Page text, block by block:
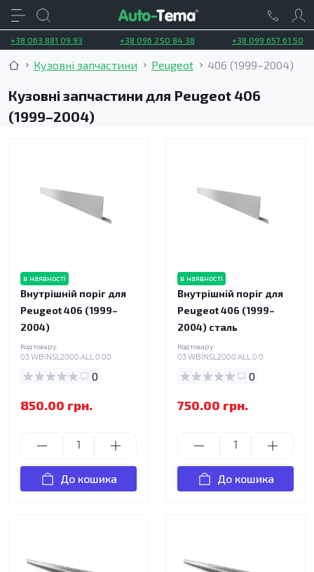
+38 063 881 09 93 +38 096 250 84 38 +38 099 657 61 50
Кузовні запчастини Peugeot 406 (1999–2004)
Кузовні запчастини для Peugeot 406
(1999–2004)
в наявності
Внутрішній поріг для
Peugeot 406 (1999–
2004)
Код товару:
03.WBINSL2000.ALL.0.00
0
850.00 грн.
До кошика
в наявності
Внутрішній поріг для
Peugeot 406 (1999–
2004) сталь
Код товару:
03.WBINSL2000.ALL.0.0
0
750.00 грн.
До кошика